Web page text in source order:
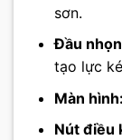
sơn.
Đầu
tạo lực
Màn hình:
Nút điều